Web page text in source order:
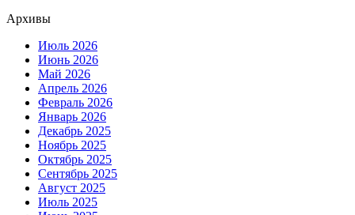
Архивы
Июль 2026
Июнь 2026
Май 2026
Апрель 2026
Февраль 2026
Январь 2026
Декабрь 2025
Ноябрь 2025
Октябрь 2025
Сентябрь 2025
Август 2025
Июль 2025